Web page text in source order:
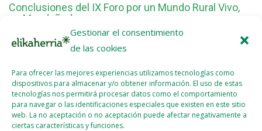
Gestionar el consentimiento
de las cookies
Para ofrecer las mejores experiencias utilizamos tecnologías como
dispositivos para almacenar y/o obtener información. El uso de estas
tecnologías nos permitirá procesar datos como el comportamiento
para navegar o las identificaciones especiales que existen en este sitio
web. La no aceptación o no aceptación puede afectar negativamente a
ciertas características y funciones.
Conclusiones del IX Foro por un Mundo Rural Vivo,
en Mondoñedo
2014 - OCT - 31
El fin de semana pasado se celebró el IX Foro por un Mundo
Rural Vivo, en Mondoñedo, Galicia, promovido desde
Plataforma Rural, en el cual han participado Isa González desde
Mundubat e isa Álvarez desde Nekasare-EHNE Bizkaia.